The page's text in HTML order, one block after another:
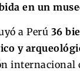
en un
a Perú 36
y
internacional